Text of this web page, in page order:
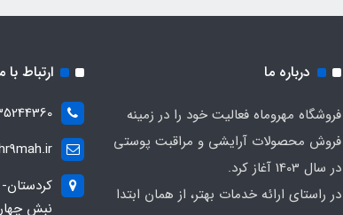
درباره ما
فروشگاه مهروماه فعالیت خود را در زمینه
فروش محصولات آرایشی و مراقبت پوستی
در سال 1403 آغاز کرد.
در راستای ارائه خدمات بهتر، از همان ابتدا
ارتباط با
- 09356147755
کردستان-
نبش